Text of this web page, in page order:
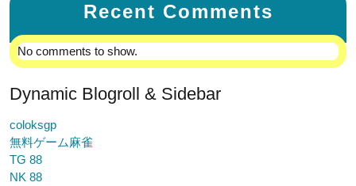
Recent Comments
No comments to show.
Dynamic Blogroll & Sidebar
coloksgp
無料ゲーム麻雀
TG 88
NK 88